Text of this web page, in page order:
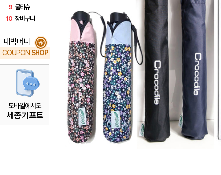
9 물티슈
10 장바구니
대박머니
COUPON SHOP
₩
모바일에서도
세종기프트